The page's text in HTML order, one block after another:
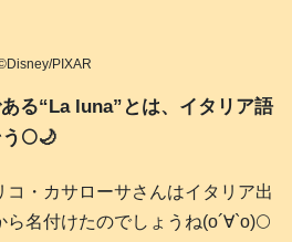
PIXAR
る“La luna”とは、イタリア語
🌕️🌙
・カサローサさんはイタリア出
名付けたのでしょうね(о´∀`о)🌕️